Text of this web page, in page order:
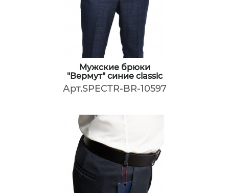
Мужские брюки
"Вермут" синие classic
Арт.SPECTR-BR-10597